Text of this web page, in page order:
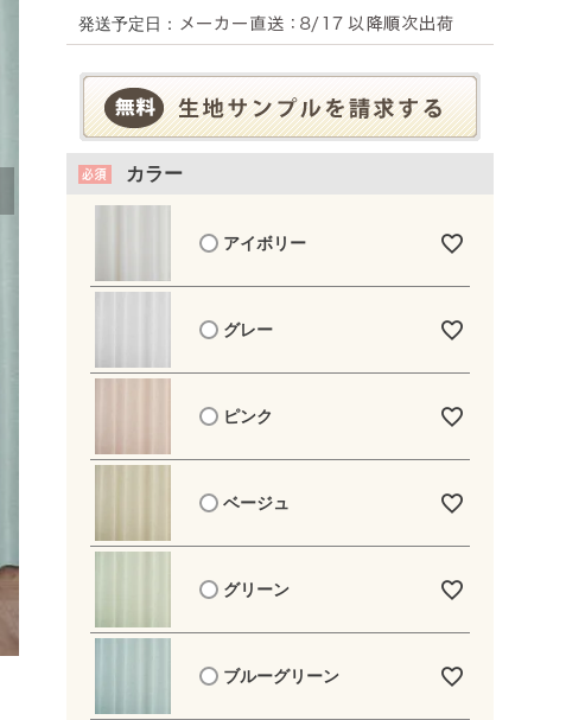
発送予定日：
カラー
アイボリー
グレー
ピンク
ベージュ
グリーン
ブルーグリーン